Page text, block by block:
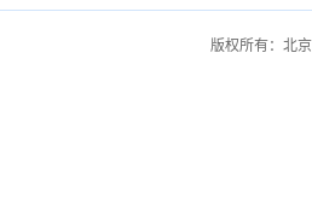
版权所有：北